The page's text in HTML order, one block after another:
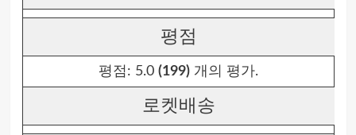
평점
평점: 5.0 (199)개의 평가.
로켓배송